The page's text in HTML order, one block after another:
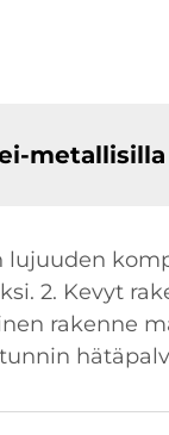
lujuuden
2. Kevyt
rakenne